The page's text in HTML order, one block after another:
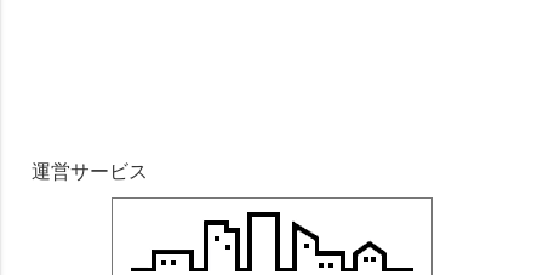
運営サービス